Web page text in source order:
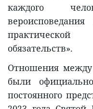
каждого
обязательств».
Отношения
были
постоянного